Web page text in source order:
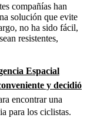
compañías han
solución que evite
no ha sido fácil,
resistentes,
Espacial
y decidió
encontrar una
para los ciclistas.